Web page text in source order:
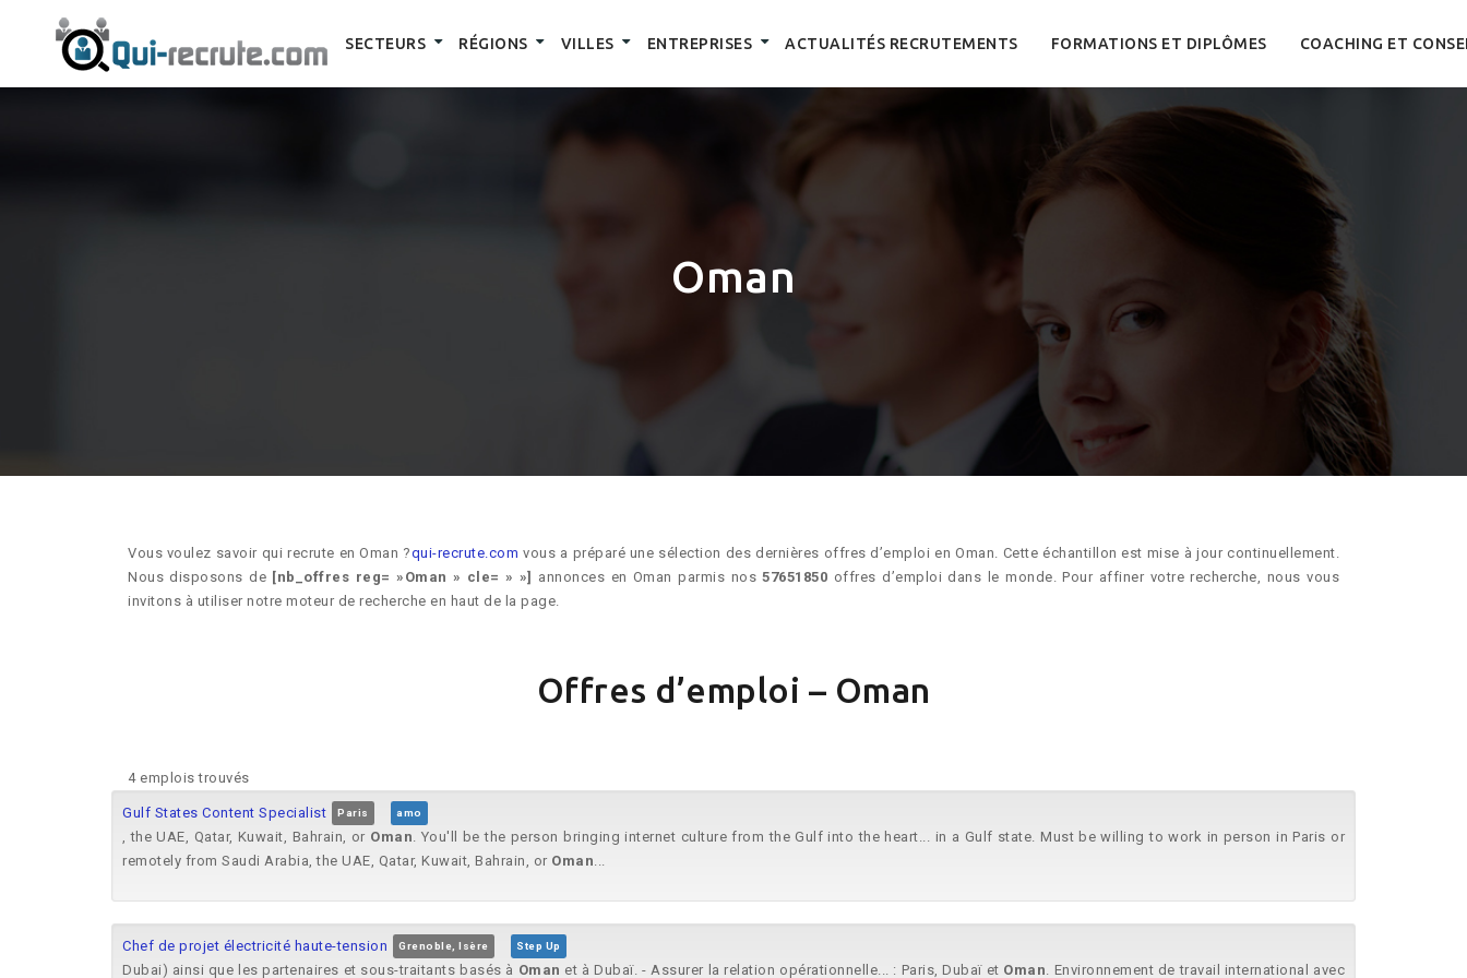
SECTEURS RÉGIONS VILLES ENTREPRISES ACTUALITÉS RECRUTEMENTS FORMATIONS ET DIPLÔMES COACHING ET
Oman
Vous voulez savoir qui recrute en Oman ?qui-recrute.com vous a préparé une sélection des dernières offres d’emploi en Oman. Cette échantillon est mise à jour continuellement.
Nous disposons de [nb_offres reg= »Oman » cle= » »] annonces en Oman parmis nos57651850 offres d’emploi dans le monde. Pour affiner votre recherche, nous vous
invitons à utiliser notre moteur de recherche en haut de la page.
Offres d’emploi – Oman
4 emplois trouvés
Gulf States Content Specialist Paris amo
, the UAE, Qatar, Kuwait, Bahrain, or Oman. You'll be the person bringing internet culture from the Gulf into the heart... in a Gulf state. Must be willing to work in person in Paris or
remotely from Saudi Arabia, the UAE, Qatar, Kuwait, Bahrain, or Oman...
Chef de projet électricité haute-tension Grenoble, Isère Step Up
Dubai) ainsi que les partenaires et sous-traitants basés à Oman et à Dubaï. - Assurer la relation opérationnelle... : Paris, Dubaï et Oman. Environnement de travail international avec